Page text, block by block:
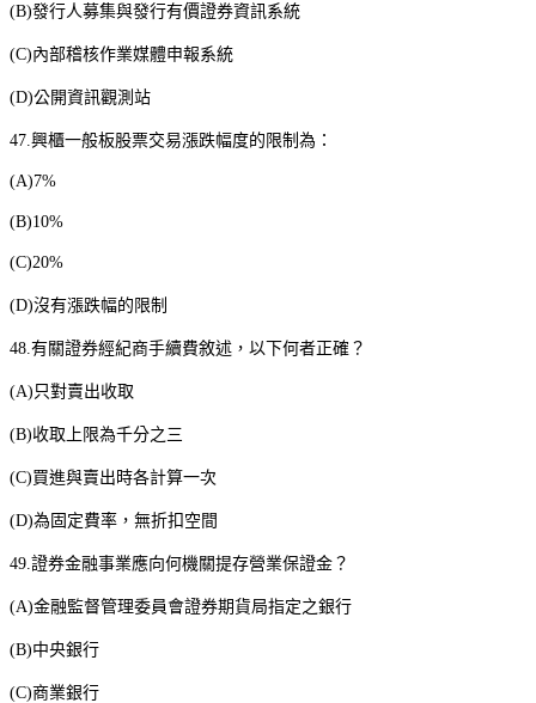
(B)發行人募集與發行有價證券資訊系統
(C)內部稽核作業媒體申報系統
(D)公開資訊觀測站
47. 興櫃一般板股票交易漲跌幅度的限制為：
(A)7%
(B)10%
(C)20%
(D)沒有漲跌幅的限制
48. 有關證券經紀商手續費敘述，以下何者正確？
(A) 只對賣出收取
(B)收取上限為千分之三
(C)買進與賣出時各計算一次
(D)為固定費率，無折扣空間
49. 證券金融事業應向何機關提存營業保證金？
(A)金融監督管理委員會證券期貨局指定之銀行
(B)中央銀行
(C)商業銀行